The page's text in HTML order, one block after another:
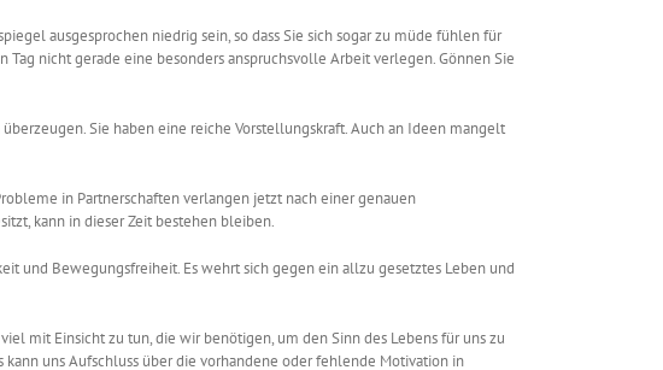
ausgesprochen niedrig sein, so dass Sie sich sogar zu müde fühlen für
nicht gerade eine besonders anspruchsvolle Arbeit verlegen. Gönnen Sie
Sie haben eine reiche Vorstellungskraft. Auch an Ideen mangelt
in Partnerschaften verlangen jetzt nach einer genauen
kann in dieser Zeit bestehen bleiben.
und Bewegungsfreiheit. Es wehrt sich gegen ein allzu gesetztes Leben und
mit Einsicht zu tun, die wir benötigen, um den Sinn des Lebens für uns zu
uns Aufschluss über die vorhandene oder fehlende Motivation in